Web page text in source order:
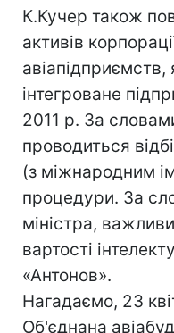
К.Кучер також
активів
авіапідприємств,
інтегроване
2011 р. За
проводиться
(з міжнародним
процедури. За
міністра,
вартості
«Антонов».
Нагадаємо, 23
Об'єднана